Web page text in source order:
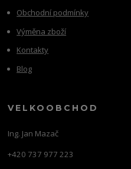
Obchodní podmínky
Výměna zboží
Kontakty
Blog
VELKOOBCHOD
Ing. Jan Mazač
+420 737 977 223